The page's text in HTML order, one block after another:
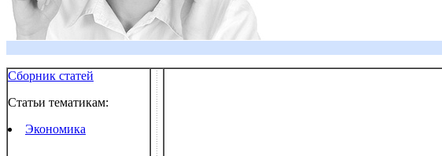
Сборник статей
Статьи тематикам:
Экономика